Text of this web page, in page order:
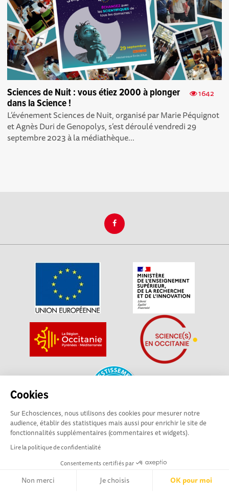
Cookies
Sur Echosciences, nous utilisons des cookies pour mesurer notre
audience, établir des statistiques mais aussi pour enrichir le site de
fonctionnalités supplémentaires (commentaires et widgets).
Lire la politique de confidentialité
Consentements certifiés par
Non merci Je choisis OK pour moi
1642
Sciences de Nuit : vous étiez 2000 à plonger
dans la Science !
L’événement Sciences de Nuit, organisé par Marie Péquignot
et Agnès Duri de Genopolys , s’est déroulé vendredi 29
septembre 2023 à la médiathèque...
La plateforme Science(s) en Occitanie est le média social des
amateurs de sciences et de technologies du territoire. Elle
est propulsée par Instant Science, avec la participation et le
soutien de nombreux acteurs locaux. Ce projet est cofinancé
par les Investissements d'avenir, la Région Occitanie et